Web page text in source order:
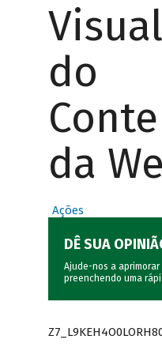
do
da
Ações
DÊ SUA
Ajude-nos a aprimorar
preenchendo uma